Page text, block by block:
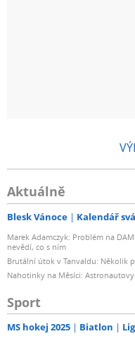
Aktuálně
Blesk Vánoce Kalendář
Marek Adamczyk: Problém na
nevědí, co s ním
Brutální útok v Tanvaldu: Několik
Nahotinky na Měsíci:
Sport
MS hokej 2025 Biatlon